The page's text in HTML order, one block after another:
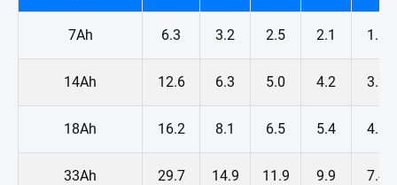
7Ah 6.3 3.2 2.5 2.1 1.6
14Ah 12.6 6.3 5.0 4.2 3.2
18Ah 16.2 8.1 6.5 5.4 4.1
33Ah 29.7 14.9 11.9 9.9 7.4